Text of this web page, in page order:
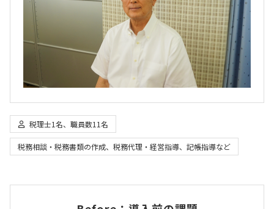
税理士1名、職員数11名
税務相談・税務書類の作成、税務代理・経営指導、記帳指導など